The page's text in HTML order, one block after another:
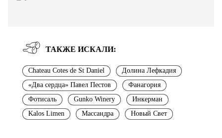
ТАКЖЕ ИСКАЛИ:
Chateau Cotes de St Daniel
Долина Лефкадия
«Два сердца» Павел Пестов
Фанагория
Фотисаль
Gunko Winery
Инкерман
Kalos Limen
Массандра Новый Свет